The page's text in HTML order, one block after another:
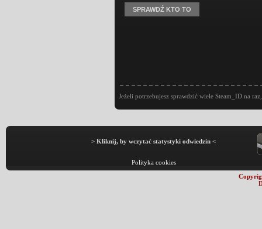
Jeżeli potrzebujesz sprawdzić wiele Steam_ID na
> Kliknij, by wczytać statystyki odwiedzin <
Polityka cookies